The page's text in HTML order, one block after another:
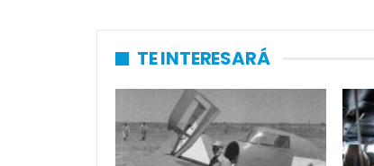
TE INTERESARÁ